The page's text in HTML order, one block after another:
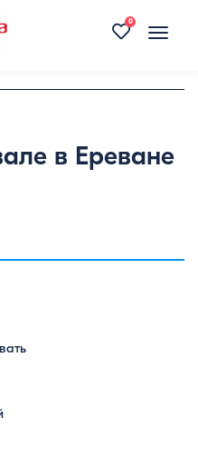
Toggle
0
в Ереване